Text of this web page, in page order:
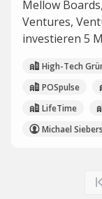
Mellow
Ventures,
investieren 5
High-Tech
POSpulse
LifeTime
Michael Siebers